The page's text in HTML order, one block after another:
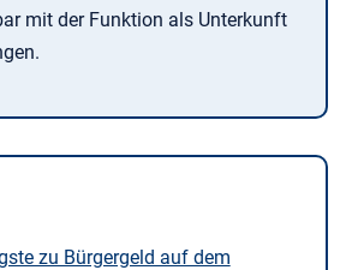
mit der Funktion als Unterkunft
zu Bürgergeld auf dem